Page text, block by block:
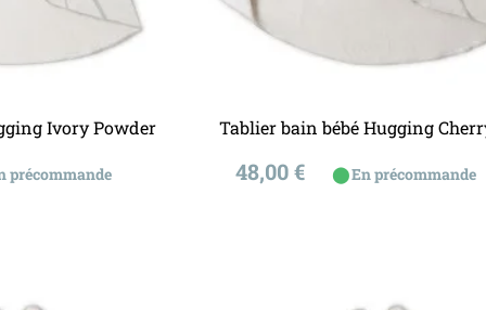
Ivory Powder
précommande
Tablier bain bébé Hugging
Prix
48,00 € ⬤En précommande